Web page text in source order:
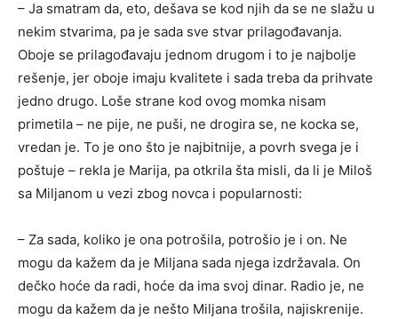
– Ja smatram da, eto, dešava se kod njih da se ne slažu u
nekim stvarima, pa je sada sve stvar prilagođavanja.
Oboje se prilagođavaju jednom drugom i to je najbolje
rešenje, jer oboje imaju kvalitete i sada treba da prihvate
jedno drugo. Loše strane kod ovog momka nisam
primetila – ne pije, ne puši, ne drogira se, ne kocka se,
vredan je. To je ono što je najbitnije, a povrh svega je i
poštuje – rekla je Marija, pa otkrila šta misli, da li je Miloš
sa Miljanom u vezi zbog novca i popularnosti:
– Za sada, koliko je ona potrošila, potrošio je i on. Ne
mogu da kažem da je Miljana sada njega izdržavala. On
dečko hoće da radi, hoće da ima svoj dinar. Radio je, ne
mogu da kažem da je nešto Miljana trošila, najiskrenije.